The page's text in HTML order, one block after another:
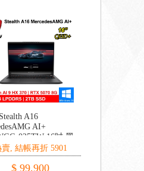
A16
AI+
025TW 16吋 黑
AI 9 HX 370/32G
2TB
RTX5070 8G/W11)
賣, 結帳再折 5901
$ 99,900